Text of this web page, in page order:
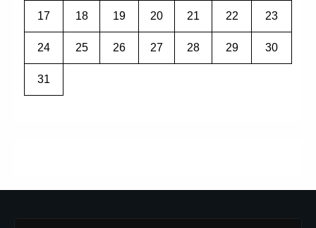
17 18 19 20 21 22 23
24 25 26 27 28 29 30
31